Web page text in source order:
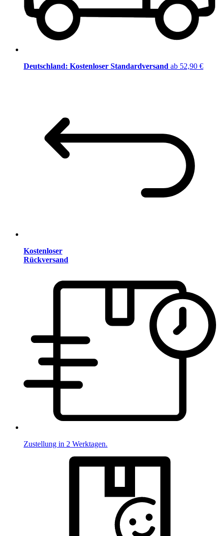
Deutschland: Kostenloser Standardversand ab 52,90 €
Kostenloser
Rückversand
Zustellung in 2 Werktagen.